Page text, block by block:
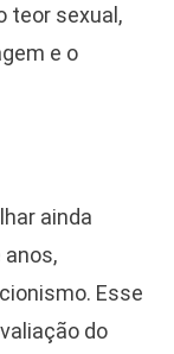
teor sexual,
e o
ainda
Esse
do